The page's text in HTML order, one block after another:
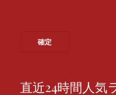
直近24時間人気